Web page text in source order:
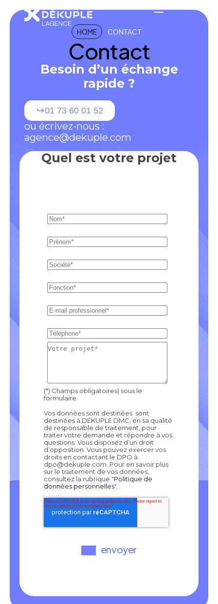
HOME CONTACT
Contact
Besoin d’un échange
rapide ?
01 73 60 01 52
ou écrivez-nous :
agence@dekuple.com
Quel est votre projet
(*) Champs obligatoires) sous le
formulaire.
Vos données sont destinées sont
destinées à DÉKUPLE DMC, en sa qualité
de responsable de traitement, pour
traiter votre demande et répondre à vos
questions. Vous disposez d’un droit
d’opposition. Vous pouvez exercer vos
droits en contactant le DPO à
dpo@dekuple.com. Pour en savoir plus
sur le traitement de vos données,
consultez la rubrique "Politique de
données personnelles".